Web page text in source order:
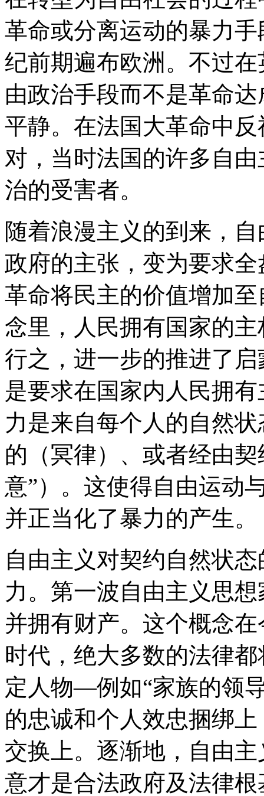
革命或分离运动的暴力
纪前期遍布欧洲。不过
由政治手段而不是革命
平静。在法国大革命中
对，当时法国的许多自
治的受害者。
随着浪漫主义的到来，
政府的主张，变为要求
革命将民主的价值增加
念里，人民拥有国家的
行之，进一步的推进了
是要求在国家内人民拥
力是来自每个人的自然
的（冥律）、或者经由
意”）。这使得自由运动
并正当化了暴力的产生。
自由主义对契约自然状
力。第一波自由主义思
并拥有财产。这个概念
时代，绝大多数的法律
定人物—例如“家族的领
的忠诚和个人效忠捆绑
交换上。逐渐地，自由
意才是合法政府及法律